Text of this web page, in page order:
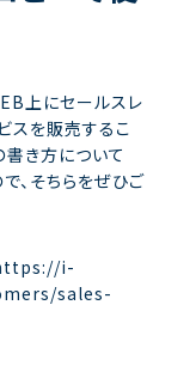
上にセールスレ
スを販売するこ
書き方について
、そちらをぜひご
i-
sales-